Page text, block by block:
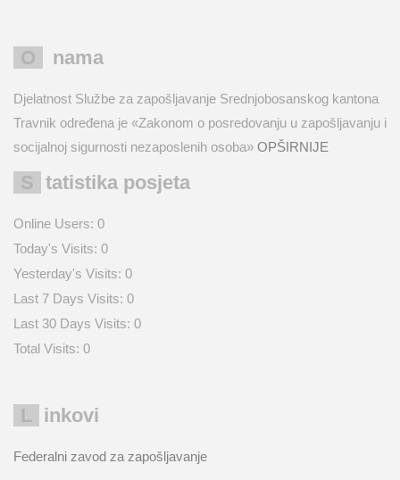
O nama
Djelatnost Službe za zapošljavanje Srednjobosanskog kantona
Travnik određena je «Zakonom o posredovanju u zapošljavanju i
socijalnoj sigurnosti nezaposlenih osoba» OPŠIRNIJE
Statistika posjeta
Online Users: 0
Today's Visits: 0
Yesterday's Visits: 0
Last 7 Days Visits: 0
Last 30 Days Visits: 0
Total Visits: 0
Linkovi
Federalni zavod za zapošljavanje